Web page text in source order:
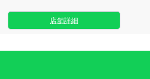
たします。 東京セレブ美魔女倶楽部では、年齢を一切
感じさせない、輝くような魅力を放つ
店舗詳細